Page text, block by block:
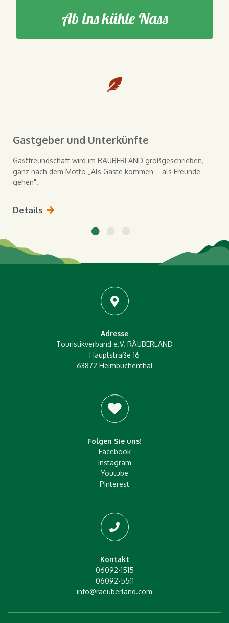
Ab ins kühle Nass
Gastgeber und Unterkünfte
Gastfreundschaft wird im RÄUBERLAND großgeschrieben,
ganz nach dem Motto „Als Gäste kommen – als Freunde
gehen".
Details
Adresse
Touristikverband e.V. RÄUBERLAND
Hauptstraße 16
63872 Heimbuchenthal
Folgen Sie uns!
Facebook
Instagram
Youtube
Pinterest
Kontakt
06092-1515
06092-5511
info@raeuberland.com